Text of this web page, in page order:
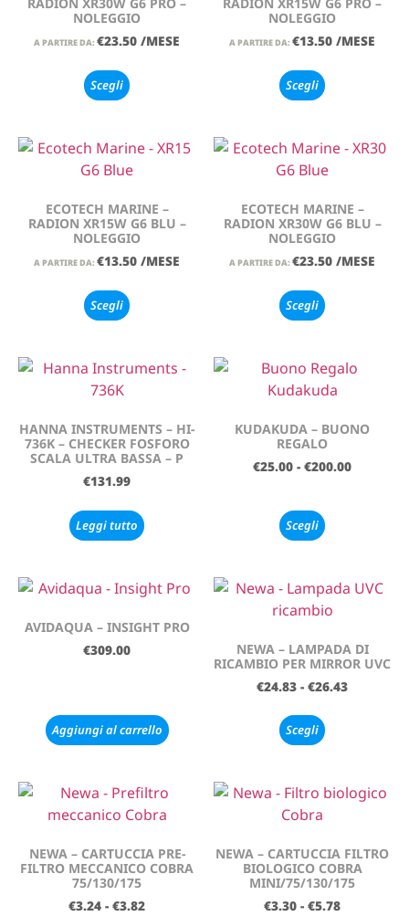
NOLEGGIO
A PARTIRE DA: €23.50 /MESE
Scegli
NOLEGGIO
A PARTIRE DA: €13.50 /MESE
Scegli
ECOTECH MARINE –
RADION XR15W G6 BLU –
NOLEGGIO
A PARTIRE DA: €13.50 /MESE
Scegli
ECOTECH MARINE –
RADION XR30W G6 BLU –
NOLEGGIO
A PARTIRE DA: €23.50 /MESE
Scegli
HANNA INSTRUMENTS – HI-
736K – CHECKER FOSFORO
SCALA ULTRA BASSA – P
€131.99
Leggi tutto
KUDAKUDA – BUONO
REGALO
€25.00 - €200.00
Scegli
AVIDAQUA – INSIGHT PRO
€309.00
Aggiungi al carrello
NEWA – LAMPADA DI
RICAMBIO PER MIRROR UVC
€24.83 - €26.43
Scegli
NEWA – CARTUCCIA PRE-
FILTRO MECCANICO COBRA
75/130/175
€3.24 - €3.82
NEWA – CARTUCCIA FILTRO
BIOLOGICO COBRA
MINI/75/130/175
€3.30 - €5.78